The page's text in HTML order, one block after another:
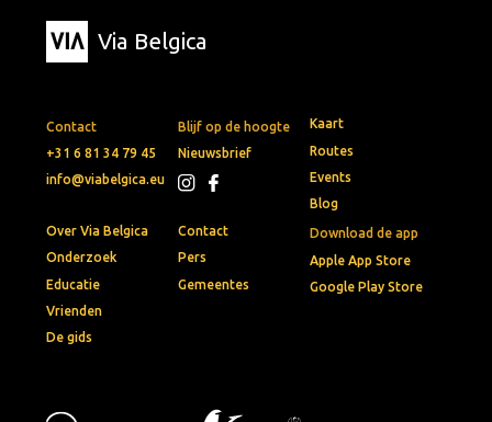
Via Belgica
Contact
+31 6 81 34 79 45
info@viabelgica.eu
Blijf op de hoogte
Nieuwsbrief
Download de app
Apple App Store
Google Play Store
Kaart
Routes
Events
Blog
Over Via Belgica
Onderzoek
Educatie
Vrienden
De gids
Contact
Pers
Gemeentes